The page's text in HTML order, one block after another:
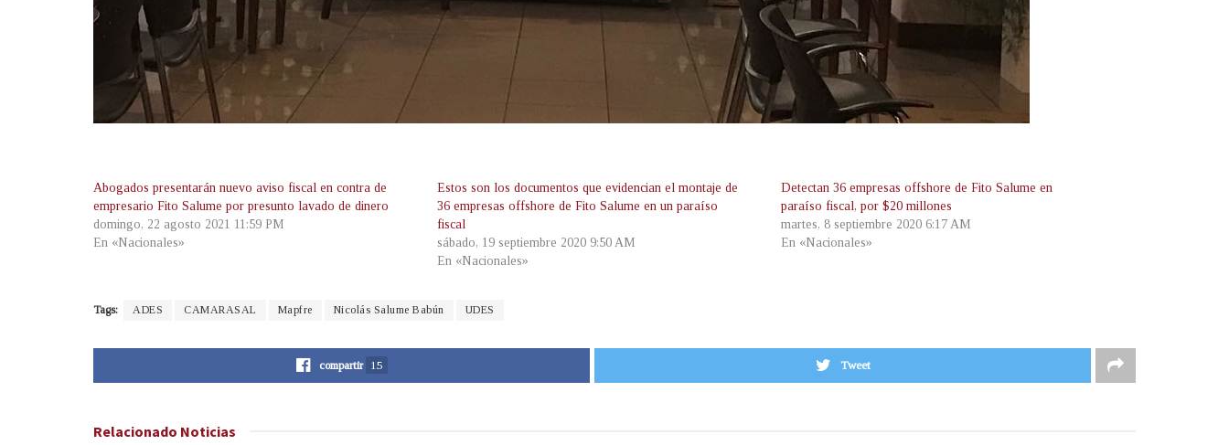
Abogados presentarán nuevo aviso fiscal en contra de
empresario Fito Salume por presunto lavado de dinero
domingo, 22 agosto 2021 11:59 PM
En «Nacionales»
Estos son los documentos que evidencian el montaje de
36 empresas offshore de Fito Salume en un paraíso
fiscal
sábado, 19 septiembre 2020 9:50 AM
En «Nacionales»
Detectan 36 empresas offshore de Fito Salume en
paraíso fiscal, por $20 millones
martes, 8 septiembre 2020 6:17 AM
En «Nacionales»
Tags: ADES CAMARASAL Mapfre Nicolás Salume Babún UDES
compartir 15 Tweet
Relacionado Noticias